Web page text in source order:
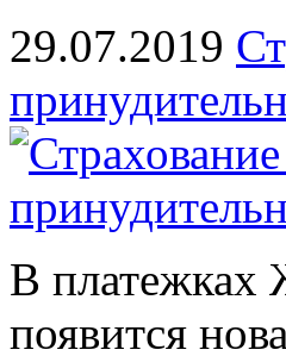
29.07.2019
В платежках
появится